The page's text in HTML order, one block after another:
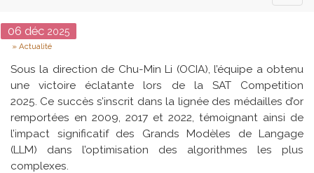
Date
06 déc 2025
Type
Actualité
Sous la direction de Chu-Min Li (OCIA), l’équipe a obtenu
une victoire éclatante lors de la SAT Competition
2025. Ce succès s’inscrit dans la lignée des médailles d’or
remportées en 2009, 2017 et 2022, témoignant ainsi de
l’impact significatif des Grands Modèles de Langage
(LLM) dans l’optimisation des algorithmes les plus
complexes.